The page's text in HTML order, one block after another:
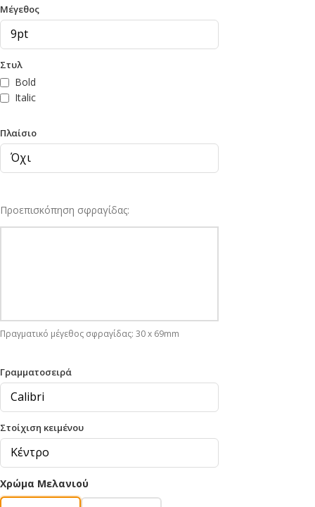
Μέγεθος
Στυλ
Bold
Italic
Πλαίσιο
Προεπισκόπηση σφραγίδας:
Πραγματικό μέγεθος σφραγίδας: 30 x 69mm
Γραμματοσειρά
Στοίχιση κειμένου
Χρώμα Μελανιού